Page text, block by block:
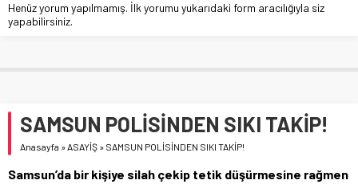
Henüz yorum yapılmamış. İlk yorumu yukarıdaki form aracılığıyla siz
yapabilirsiniz.
SAMSUN POLİSİNDEN SIKI TAKİP!
Anasayfa »ASAYİŞ » SAMSUN POLİSİNDEN SIKI TAKİP!
Samsun’da bir kişiye silah çekip tetik düşürmesine rağmen